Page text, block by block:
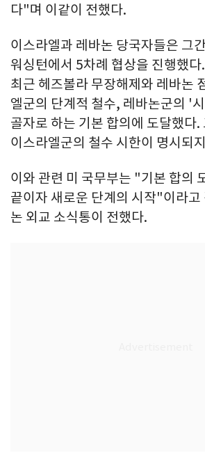
다"며 이같이 전했다.
이스라엘과 레바논 당국자들은 그
워싱턴에서 5차례 협상을 진행했다
최근 헤즈볼라 무장해제와 레바논
엘군의 단계적 철수, 레바논군의 '
골자로 하는 기본 합의에 도달했다.
이스라엘군의 철수 시한이 명시되
이와 관련 미 국무부는 "기본 합의
끝이자 새로운 단계의 시작"이라고
논 외교 소식통이 전했다.